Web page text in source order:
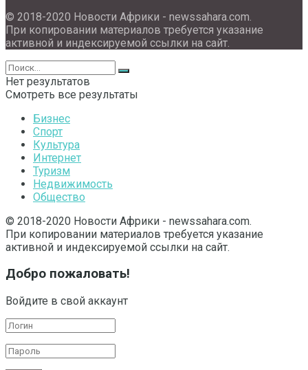
© 2018-2020 Новости Африки - newssahara.com.
При копировании материалов требуется указание
активной и индексируемой ссылки на сайт.
Нет результатов
Смотреть все результаты
Бизнес
Спорт
Культура
Интернет
Туризм
Недвижимость
Общество
© 2018-2020 Новости Африки - newssahara.com.
При копировании материалов требуется указание
активной и индексируемой ссылки на сайт.
Добро пожаловать!
Войдите в свой аккаунт